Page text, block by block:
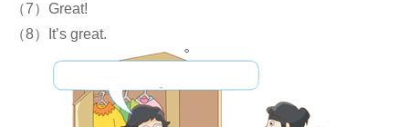
（7）Great!
（8）It’s great.